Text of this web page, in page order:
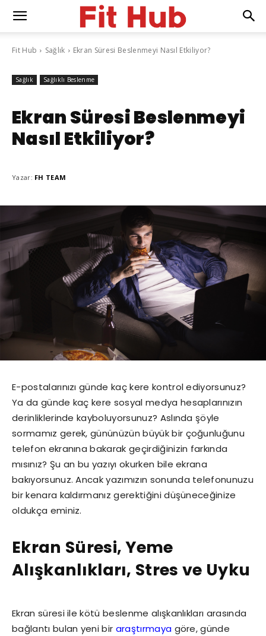
Fit Hub Sağlık Ekran Süresi Beslenmeyi Nasıl Etkiliyor?
Sağlık Sağlıklı Beslenme
Ekran Süresi Beslenmeyi
Nasıl Etkiliyor?
Yazar: FH TEAM
E-postalarınızı günde kaç kere kontrol ediyorsunuz?
Ya da günde kaç kere sosyal medya hesaplarınızın
derinliklerinde kayboluyorsunuz? Aslında şöyle
sormamız gerek, gününüzün büyük bir çoğunluğunu
telefon ekranına bakarak geçirdiğinizin farkında
mısınız? Şu an bu yazıyı okurken bile ekrana
bakıyorsunuz. Ancak yazımızın sonunda telefonunuzu
bir kenara kaldırmanız gerektiğini düşüneceğinize
oldukça eminiz.
Ekran Süresi, Yeme
Alışkanlıkları, Stres ve Uyku
Ekran süresi ile kötü beslenme alışkanlıkları arasında
bağlantı bulan yeni bir araştırmaya göre, günde